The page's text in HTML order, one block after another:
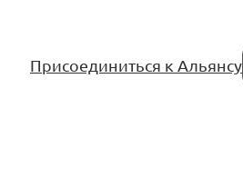
Присоединиться к Альянсу